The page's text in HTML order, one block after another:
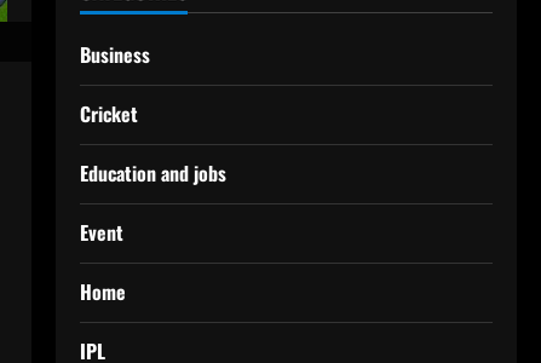
Business
Cricket
Education and jobs
Event
Home
IPL